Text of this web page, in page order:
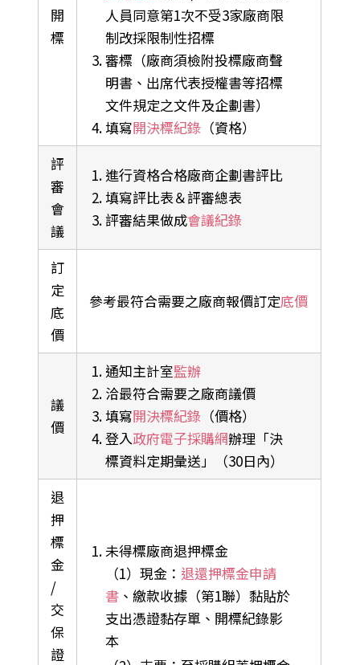
開
標
人員同意第1次不受3家廠商限
制改採限制性招標
審標（廠商須檢附投標廠商聲
明書、出席代表授權書等招標
文件規定之文件及企劃書）
填寫開決標紀錄 （資格）
評
審
會
議
進行資格合格廠商企劃書評比
填寫評比表＆評審總表
評審結果做成會議紀錄
訂
定
底
價
參考最符合需要之廠商報價訂定底價
議
價
通知主計室監辦
洽最符合需要之廠商議價
填寫開決標紀錄 （價格）
登入政府電子採購網辦理「決
標資料定期彙送」（30日內）
退
押
標
金
/
交
保
證
未得標廠商退押標金
（1）現金： 退還押標金申請
書 、繳款收據（第1聯）黏貼於
支出憑證黏存單、開標紀錄影
本